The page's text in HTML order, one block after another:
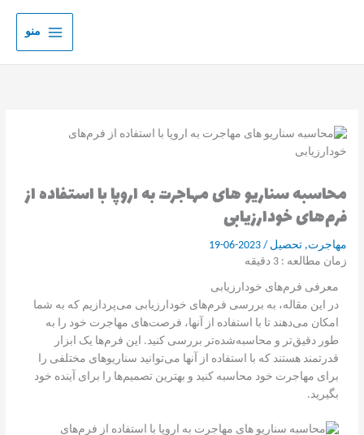
منو
محاسبه سناریو های مهاجرت به اروپا با استفاده از
فرم‌های خودارزیابی
مهاجرت,تحصیل /
2023-06-19
زمان مطالعه :3 دقیقه
معرفی فرم‌های خودارزیابی
در این مقاله، به بررسی فرم‌های خودارزیابی می‌پردازیم که به شما
امکان می‌دهند تا با استفاده از آنها، فرصت‌های مهاجرت خود را به
طور دقیق‌تر و محاسبه‌شده‌تر بررسی کنید. این فرم‌ها یک ابزار
قدرتمند هستند که با استفاده از آنها می‌توانید سناریوهای مختلفی را
برای مهاجرت خود محاسبه کنید و بهترین تصمیم‌ها را برای آینده خود
بگیرید.